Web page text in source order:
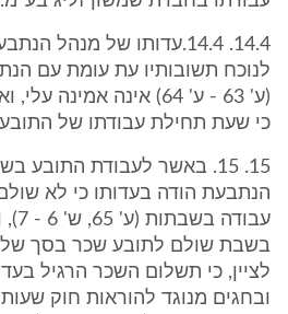
14.4. 14.4.עדותו של מנהל
(ע' 63 - ע' 64) אינה
כי שעת תחילת עבודתו של התובע
15. 15. באשר לעבודת התובע
הנתבעת הודה בעדותו כי לא
לציין, כי תשלום השכר הרגיל
ובחגים מנוגד להוראות חוק